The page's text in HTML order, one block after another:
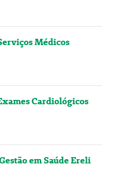
Médicos
Cardiológicos
em Saúde Ereli